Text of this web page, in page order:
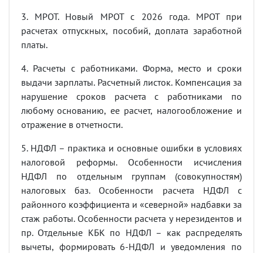
3. МРОТ. Новый МРОТ с 2026 года. МРОТ при
расчетах отпускных, пособий, доплата заработной
платы.
4. Расчеты с работниками. Форма, место и сроки
выдачи зарплаты. Расчетный листок. Компенсация за
нарушение сроков расчета с работниками по
любому основанию, ее расчет, налогообложение и
отражение в отчетности.
5. НДФЛ – практика и основные ошибки в условиях
налоговой реформы. Особенности исчисления
НДФЛ по отдельным группам (совокупностям)
налоговых баз. Особенности расчета НДФЛ с
районного коэффициента и «северной» надбавки за
стаж работы. Особенности расчета у нерезидентов и
пр. Отдельные КБК по НДФЛ – как распределять
вычеты, формировать 6-НДФЛ и уведомления по